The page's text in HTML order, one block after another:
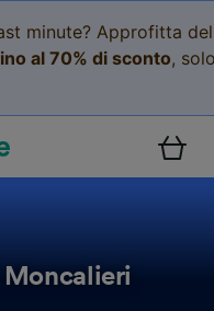
minute? Approfitta
al 70% di sconto,
Moncalieri